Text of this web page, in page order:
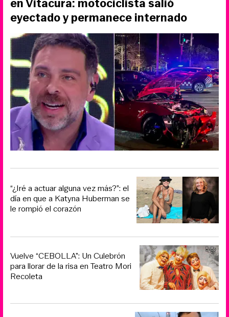
en Vitacura: motociclista salió
eyectado y permanece internado
“¿Iré a actuar alguna vez más?”: el
día en que a Katyna Huberman se
le rompió el corazón
Vuelve “CEBOLLA”: Un Culebrón
para llorar de la risa en Teatro Mori
Recoleta